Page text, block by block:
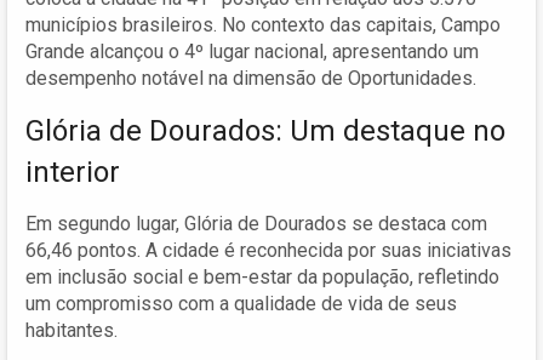
municípios brasileiros. No contexto das capitais, Campo
Grande alcançou o 4º lugar nacional, apresentando um
desempenho notável na dimensão de Oportunidades.
Glória de Dourados: Um destaque no
interior
Em segundo lugar, Glória de Dourados se destaca com
66,46 pontos. A cidade é reconhecida por suas iniciativas
em inclusão social e bem-estar da população, refletindo
um compromisso com a qualidade de vida de seus
habitantes.